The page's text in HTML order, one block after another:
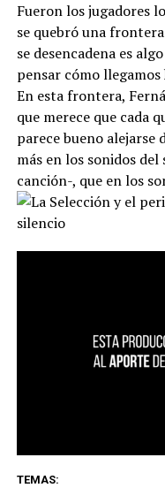
Fueron los jugadores
se quebró una
se desencadena es
pensar cómo llegamos
En esta frontera,
que merece que cada
parece bueno alejarse
más en los sonidos
canción-, que en los
TEMAS: